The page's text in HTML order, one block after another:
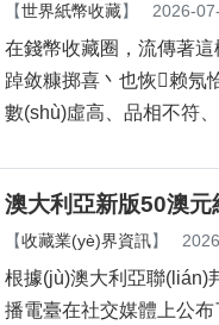
【世界紙幣收藏】 2026-
在錢幣收藏圈，流傳著這
踔敛糠掷喜丶也恢赖氖
數(shù)虛高、品相不符
澳大利亞新版50澳
【收藏業(yè)界資訊】
根據(jù)澳大利亞聯(lián)
播電臺在社交媒體上公